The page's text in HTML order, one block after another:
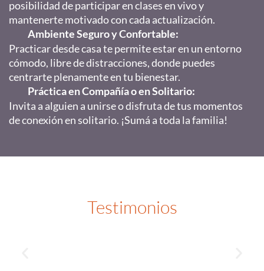
posibilidad de participar en clases en vivo y
mantenerte motivado con cada actualización.
Ambiente Seguro y Confortable:
Practicar desde casa te permite estar en un entorno
cómodo, libre de distracciones, donde puedes
centrarte plenamente en tu bienestar.
Práctica en Compañía o en Solitario:
Invita a alguien a unirse o disfruta de tus momentos
de conexión en solitario. ¡Sumá a toda la familia!
Testimonios